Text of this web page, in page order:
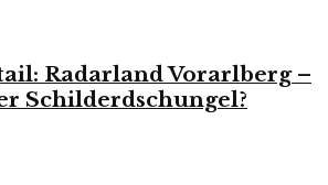
Radarland Vorarlberg –
Schilderdschungel?